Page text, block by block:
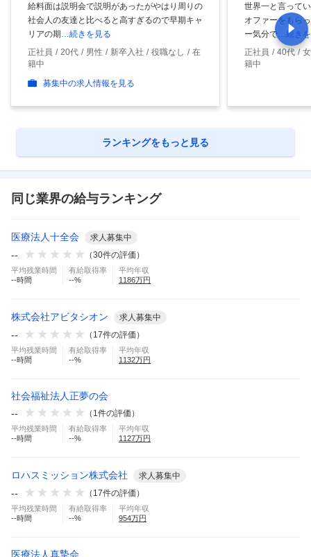
給料面は説明会で説明があったがやはり周りの
社会人の友達と比べると高すぎるので早期キャ
リアの期 …続きを見る
正社員
20代 男性 新卒入社 役職なし
在
籍中
募集中の求人情報を見る
世界一と言って
オファーをもら
ー気分で …続き
正社員
40代
籍中
ランキングをもっと見る
同じ業界の給与ランキング
医療法人十全会 求人募集中
-- （30件の評価）
平均残業時間
--時間
有給取得率
--%
平均年収
1186万円
株式会社アビタシオン 求人募集中
-- （ 17件の評価）
平均残業時間
--時間
有給取得率
--%
平均年収
1132万円
社会福祉法人正夢の会
--
（ 1 件の評価）
平均残業時間
--時間
有給取得率
--%
平均年収
1127万円
ロハスミッション株式会社 求人募集中
-- （ 17件の評価）
平均残業時間
--時間
有給取得率
--%
平均年収
954万円
医療法人真摯会